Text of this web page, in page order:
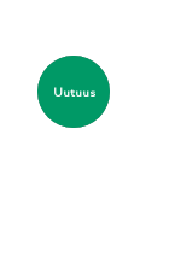
Uutuus